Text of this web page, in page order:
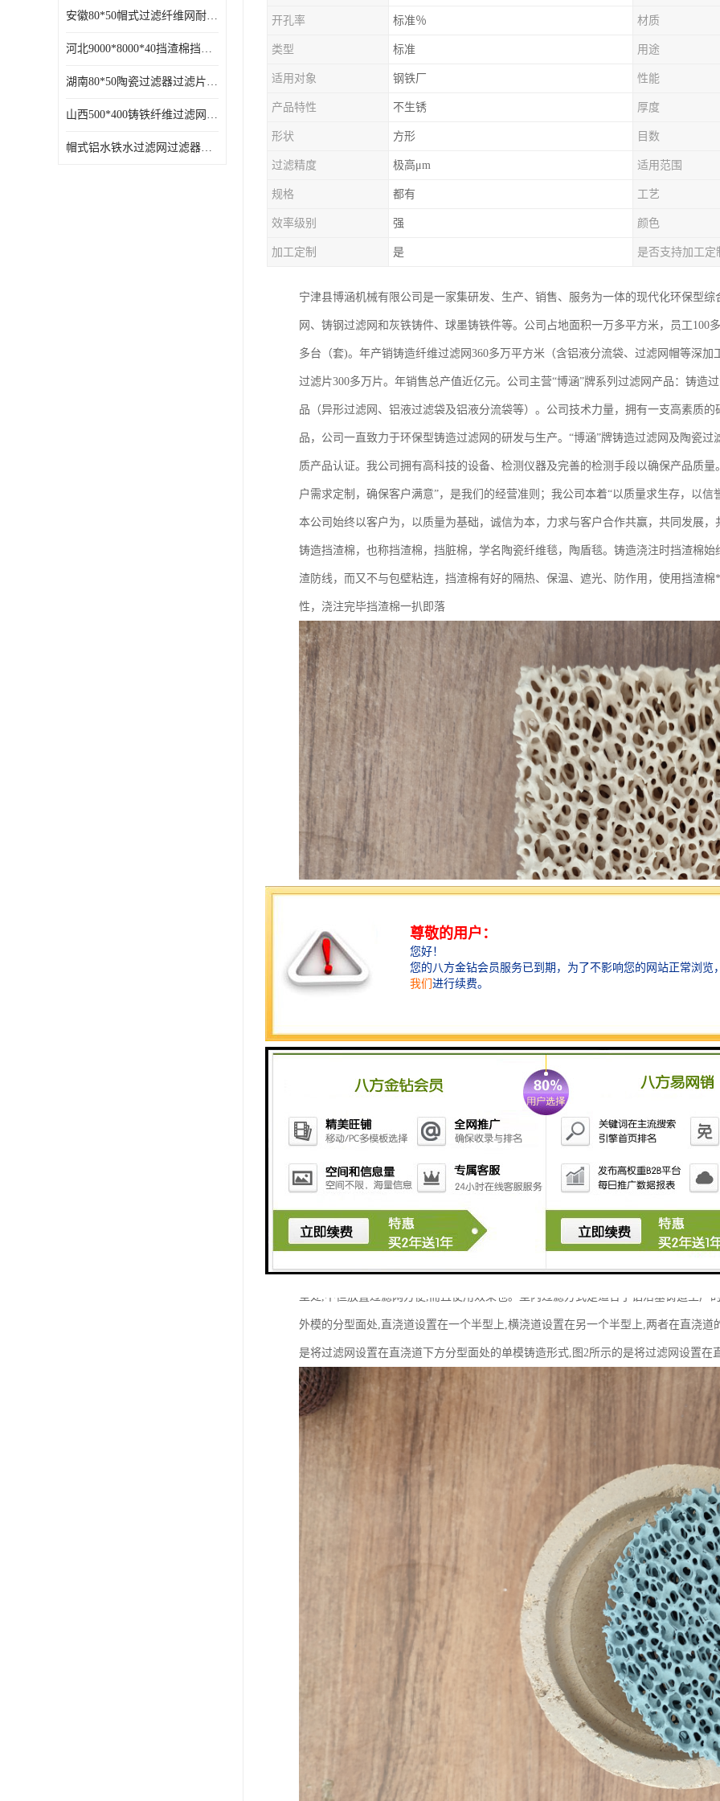
安徽80*50帽式过滤纤维网耐高温
河北9000*8000*40挡渣棉挡渣效果好耐高温
湖南80*50陶瓷过滤器过滤片过滤网效果好耐高温
山西500*400铸铁纤维过滤网方形网圆形网
帽式铝水铁水过滤网过滤器耐高温
开孔率 标准％ 材质
类型 标准 用途
适用对象 钢铁厂 性能
产品特性 不生锈 厚度
形状 方形 目数
过滤精度 极高μm 适用范围
规格 都有 工艺
效率级别 强 颜色
加工定制 是 是否支持加工定
宁津县博涵机械有限公司是一家集研发、生产、销售、服务为一体的现代化环保型
网、铸钢过滤网和灰铁铸件、球墨铸铁件等。公司占地面积一万多平方米，员工100
多台（套)。年产销铸造纤维过滤网360多万平方米（含铝液分流袋、过滤网帽等深
过滤片300多万片。年销售总产值近亿元。公司主营“博涵”牌系列过滤网产品：铸造
品（异形过滤网、铝液过滤袋及铝液分流袋等）。公司技术力量，拥有一支高素质
品，公司一直致力于环保型铸造过滤网的研发与生产。“博涵”牌铸造过滤网及陶瓷过
质产品认证。我公司拥有高科技的设备、检测仪器及完善的检测手段以确保产品质
户需求定制，确保客户满意”，是我们的经营准则；我公司本着“以质量求生存，以
本公司始终以客户为，以质量为基础，诚信为本，力求与客户合作共赢，共同发展，
铸造挡渣棉，也称挡渣棉，挡脏棉，学名陶瓷纤维毯，陶盾毯。铸造浇注时挡渣棉
渣防线，而又不与包壁粘连，挡渣棉有好的隔热、保温、遮光、防作用，使用挡渣
性，浇注完毕挡渣棉一扒即落
过滤网的设置与所选择的过滤方式密切相关,取决于铸件以及铸造工艺的设计。由于
过滤网的设置带来了许多不便。可以将过滤网放置在直浇道与横浇道分型处或放置
道中或放置在直浇道下方的分型面处。经过多种方案的反复试用,采用将过滤网设置
型处,不但放置过滤网方便,而且使用效果也。型内过滤方式是适合于铝活塞铸造生产
外模的分型面处,直浇道设置在一个半型上,横浇道设置在另一个半型上,两者在直浇
是将过滤网设置在直浇道下方分型面处的单模铸造形式,图2所示的是将过滤网设置在